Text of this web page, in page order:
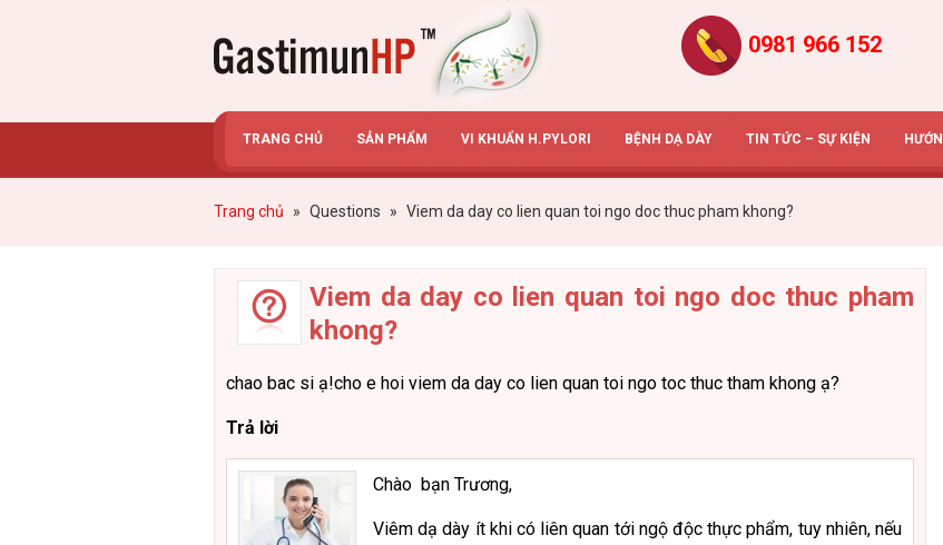
0981 966 152
TRANG CHỦ SẢN PHẨM VI KHUẨN H.PYLORI BỆNH DẠ DÀY TIN TỨC – SỰ KIỆN
Trang chủ » Questions » Viem da day co lien quan toi ngo doc thuc pham khong?
Viem da day co lien quan toi ngo doc thuc pham
khong?
chao bac si ạ!cho e hoi viem da day co lien quan toi ngo toc thuc tham khong ạ?
Trả lời
Chào bạn Trương,
Viêm dạ dày ít khi có liên quan tới ngộ độc thực phẩm, tuy nhiên, nếu